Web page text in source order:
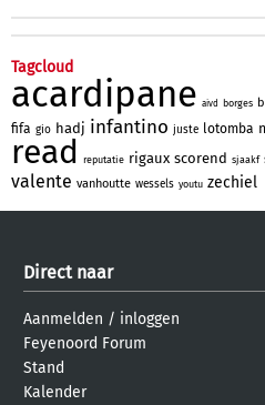
Tagcloud
acardipane aivd borges
fifa gio hadj infantino juste lotomba
read reputatie rigaux scorend sjaakf
valente vanhoutte wessels youtu zechiel
Direct naar
Aanmelden / inloggen
Feyenoord Forum
Stand
Kalender